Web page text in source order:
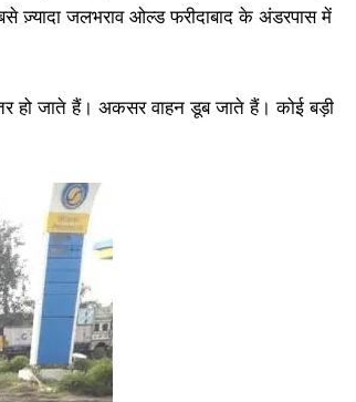
ज़्यादा जलभराव ओल्ड फरीदाबाद के अंडरपास में
हो जाते हैं। अकसर वाहन डूब जाते हैं। कोई बड़ी